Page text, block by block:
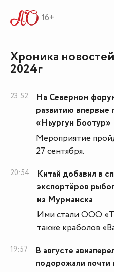
16+
Хроника новостей
2024г
23:52
На Северном
развитию впервые
«Ньургун Боотур»
Мероприятие
27 сентября.
20:54
Китай добавил в
экспортёров
из Мурманска
Ими стали ООО
также краболов
19:57
В августе
подорожали почти